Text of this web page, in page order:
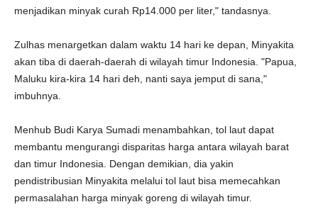
menjadikan minyak curah Rp14.000 per liter," tandasnya.
Zulhas menargetkan dalam waktu 14 hari ke depan, Minyakita
akan tiba di daerah-daerah di wilayah timur Indonesia. "Papua,
Maluku kira-kira 14 hari deh, nanti saya jemput di sana,"
imbuhnya.
Menhub Budi Karya Sumadi menambahkan, tol laut dapat
membantu mengurangi disparitas harga antara wilayah barat
dan timur Indonesia. Dengan demikian, dia yakin
pendistribusian Minyakita melalui tol laut bisa memecahkan
permasalahan harga minyak goreng di wilayah timur.